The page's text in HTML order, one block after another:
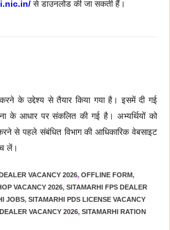
से डाउनलोड की जा सकती हैं।
के उद्देश्य से तैयार किया गया है। इसमें दी गई
के आधार पर संकलित की गई है। अभ्यर्थियों को
से पहले संबंधित विभाग की आधिकारिक वेबसाइट
लें।
VACANCY 2026, OFFLINE FORM,
VACANCY 2026, SITAMARHI FPS DEALER
JOBS, SITAMARHI PDS LICENSE VACANCY
VACANCY 2026, SITAMARHI RATION